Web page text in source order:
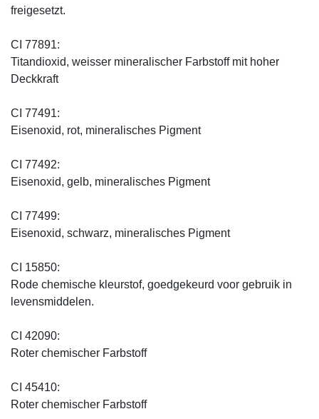
freigesetzt.
CI 77891:
Titandioxid, weisser mineralischer Farbstoff mit hoher
Deckkraft
CI 77491:
Eisenoxid, rot, mineralisches Pigment
CI 77492:
Eisenoxid, gelb, mineralisches Pigment
CI 77499:
Eisenoxid, schwarz, mineralisches Pigment
CI 15850:
Rode chemische kleurstof, goedgekeurd voor gebruik in
levensmiddelen.
CI 42090:
Roter chemischer Farbstoff
CI 45410:
Roter chemischer Farbstoff